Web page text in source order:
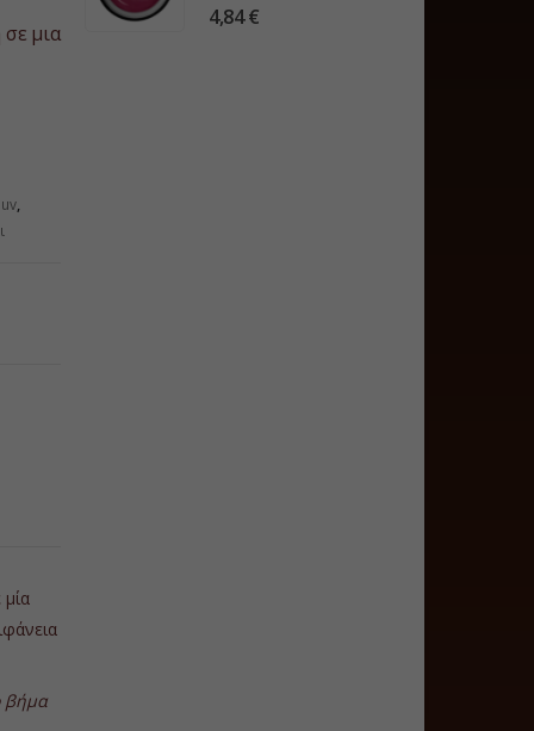
σε μια
,
βήμα
05
4,84€